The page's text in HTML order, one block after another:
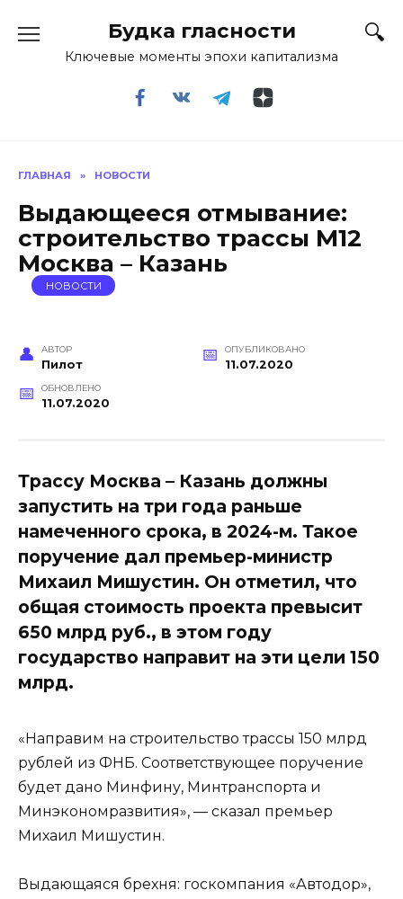
содержанию
Будка гласности
Ключевые моменты эпохи капитализма
ГЛАВНАЯ » НОВОСТИ
Выдающееся отмывание:
строительство трассы М12
Москва – Казань
НОВОСТИ
АВТОР
Пилот
ОПУБЛИКОВАНО
11.07.2020
ОБНОВЛЕНО
11.07.2020
Трассу Москва – Казань должны
запустить на три года раньше
намеченного срока, в 2024-м. Такое
поручение дал премьер-министр
Михаил Мишустин. Он отметил, что
общая стоимость проекта превысит
650 млрд руб., в этом году
государство направит на эти цели 150
млрд.
«Направим на строительство трассы 150 млрд
рублей из ФНБ. Соответствующее поручение
будет дано Минфину, Минтранспорта и
Минэкономразвития», — сказал премьер
Михаил Мишустин.
Выдающаяся брехня: госкомпания «Автодор»,